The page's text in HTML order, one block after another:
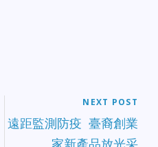
NEXT POST
遠距監測防疫 臺裔創業
家新產品放光采